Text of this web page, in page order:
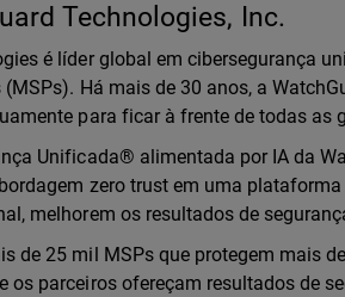
Technologies, Inc.
é líder global em cibersegurança
Há mais de 30 anos, a
para ficar à frente de todas as
Unificada® alimentada por IA da
zero trust em uma
melhorem os resultados de
de 25 mil MSPs que protegem mais
os parceiros ofereçam resultados de